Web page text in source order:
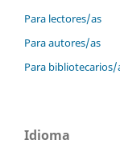
Para lectores/as
Para autores/as
Para bibliotecarios/
Idioma